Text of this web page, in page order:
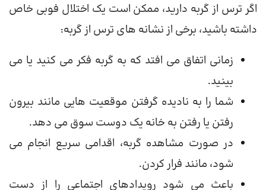
اگر ترس از گربه دارید، ممکن است یک اختلال فوبی خاص
داشته باشید، برخی از نشانه های ترس از گربه:
زمانی اتفاق می افتد که به گربه فکر می کنید یا می
بینید.
شما را به نادیده گرفتن موقعیت هایی مانند بیرون
رفتن یا رفتن به خانه یک دوست سوق می دهد.
در صورت مشاهده گربه، اقدامی سریع انجام می
شود، مانند فرار کردن.
باعث می شود رویدادهای اجتماعی را از دست